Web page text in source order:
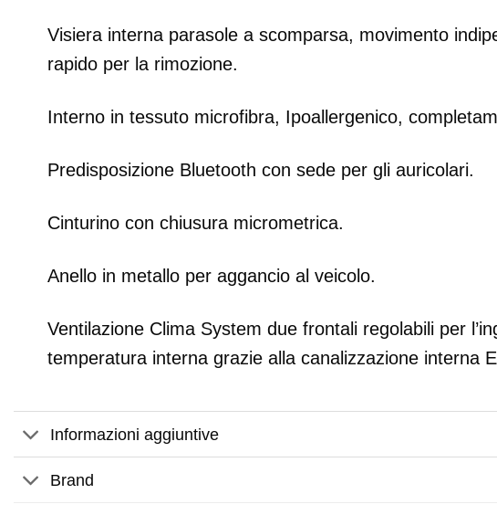
Visiera interna parasole a scomparsa, movimento
rapido per la rimozione.
Interno in tessuto microfibra, Ipoallergenico,
Predisposizione Bluetooth con sede per gli auricolari.
Cinturino con chiusura micrometrica.
Anello in metallo per aggancio al veicolo.
Ventilazione Clima System due frontali regolabili per
temperatura interna grazie alla canalizzazione interna
Informazioni aggiuntive
Brand